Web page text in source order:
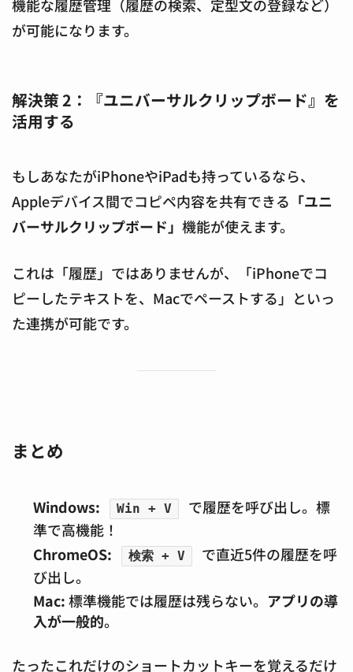
機能な履歴管理（履歴の検索、定型文の登録など）
が可能になります。
解決策 2：『ユニバーサルクリップボード』を
活用する
もしあなたがiPhoneやiPadも持っているなら、
Appleデバイス間でコピペ内容を共有できる 「ユニ
バーサルクリップボード」 機能が使えます。
これは「履歴」ではありませんが、「iPhoneでコ
ピーしたテキストを、Macでペーストする」といっ
た連携が可能です。
まとめ
Windows: Win + V
で履歴を呼び出し。標
準で高機能！
ChromeOS:
検索 + V
で直近5件の履歴を呼
び出し。
Mac:標準機能では履歴は残らない。 アプリの導
入が一般的。
たったこれだけのショートカットキーを覚えるだけ